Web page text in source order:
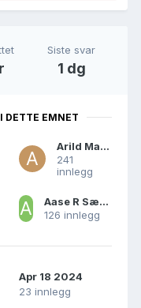
Siste svar
1 dg
DETTE EMNET
Arild Maka
241
innlegg
Aase R Sæther - Gloppen
126 innlegg
Apr 18 2024
23 innlegg